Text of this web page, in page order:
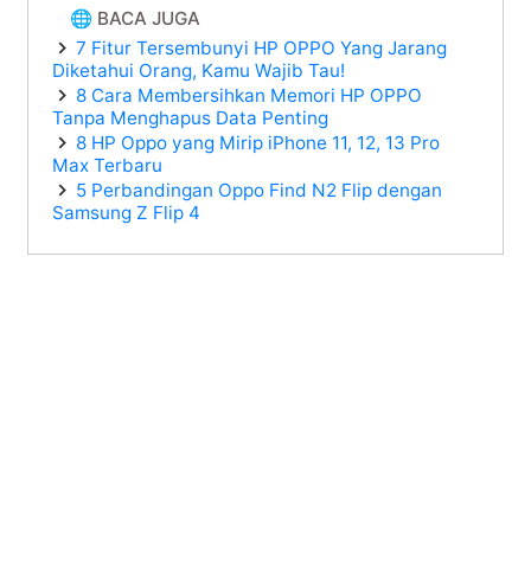
🌐 BACA JUGA
7 Fitur Tersembunyi HP OPPO Yang Jarang
Diketahui Orang, Kamu Wajib Tau!
8 Cara Membersihkan Memori HP OPPO
Tanpa Menghapus Data Penting
8 HP Oppo yang Mirip iPhone 11, 12, 13 Pro
Max Terbaru
5 Perbandingan Oppo Find N2 Flip dengan
Samsung Z Flip 4